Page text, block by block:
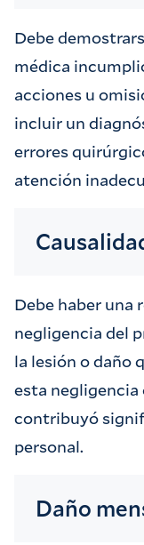
Debe
médica
acciones u
incluir un
errores
atención
Debe haber una
negligencia del
la lesión o daño
esta
contribuyó
personal.
Daño